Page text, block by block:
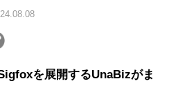
を展開するUnaBizがま